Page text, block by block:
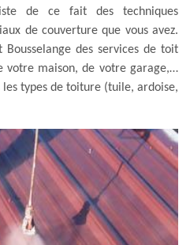
de ce fait des techniques
de couverture que vous avez.
des services de toit
votre maison, de votre garage,…
les types de toiture (tuile, ardoise,